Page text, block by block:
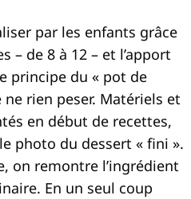
par les enfants grâce
– de 8 à 12 – et l’apport
principe du « pot de
rien peser. Matériels et
en début de recettes,
photo du dessert « fini ».
on remontre l’ingrédient
En un seul coup